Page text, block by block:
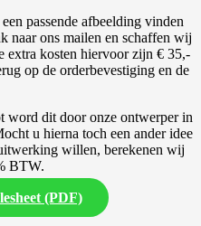
passende afbeelding vinden
naar ons mailen en schaffen wij
extra kosten hiervoor zijn € 35,-
op de orderbevestiging en de
word dit door onze ontwerper in
u hierna toch een ander idee
willen, berekenen wij
BTW.
(PDF)